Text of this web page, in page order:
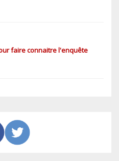
faire connaitre l'enquête